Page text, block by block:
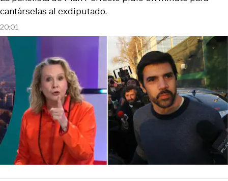
20:01
cantárselas al exdiputado.